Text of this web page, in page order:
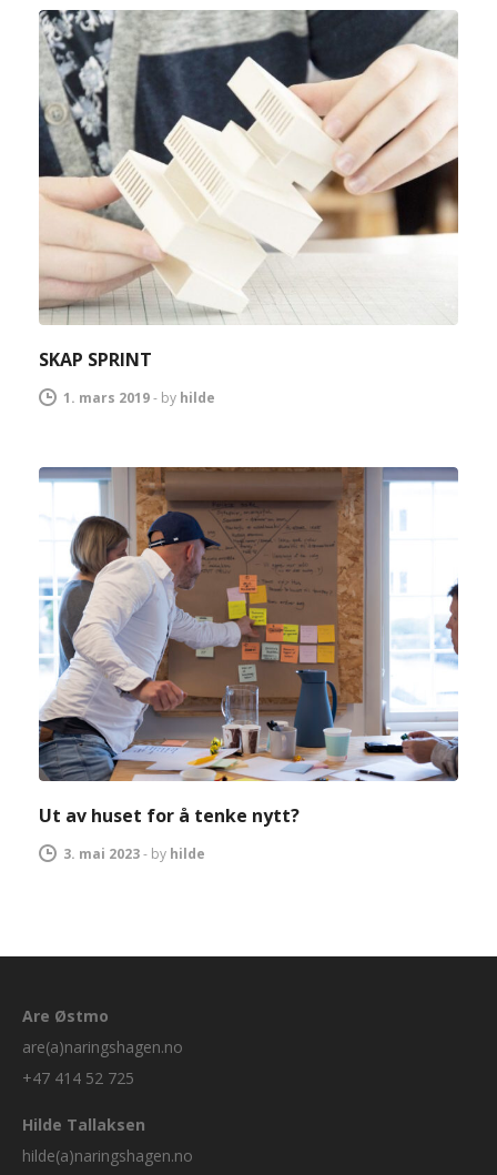
SKAP SPRINT
1. mars 2019- by hilde
Ut av huset for å tenke nytt?
3. mai 2023- by hilde
Are Østmo
are(a)naringshagen.no
+47 414 52 725
Hilde Tallaksen
hilde(a)naringshagen.no